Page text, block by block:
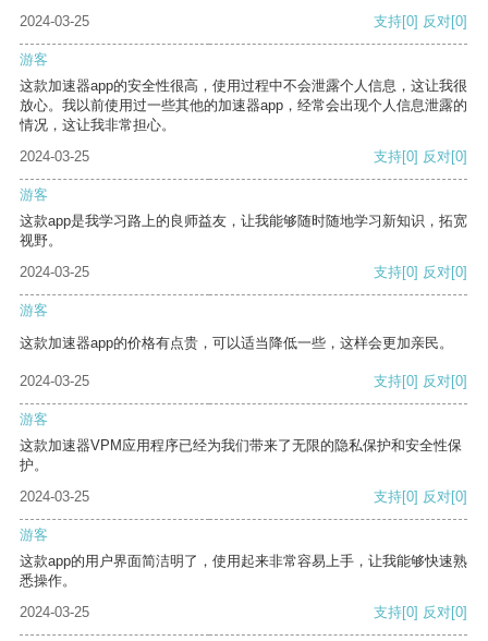
2024-03-25 支持[0] 反对[0]
游客
这款加速器app的安全性很高，使用过程中不会泄露个人信息，这让我很
放心。我以前使用过一些其他的加速器app，经常会出现个人信息泄露的
情况，这让我非常担心。
2024-03-25
支持[0] 反对[0]
游客
这款app是我学习路上的良师益友，让我能够随时随地学习新知识，拓宽
视野。
2024-03-25
支持[0] 反对[0]
游客
这款加速器app的价格有点贵，可以适当降低一些，这样会更加亲民。
2024-03-25 支持[0] 反对[0]
游客
这款加速器VPM应用程序已经为我们带来了无限的隐私保护和安全性保
护。
2024-03-25
支持[0] 反对[0]
游客
这款app的用户界面简洁明了，使用起来非常容易上手，让我能够快速熟
悉操作。
2024-03-25
支持[0] 反对[0]